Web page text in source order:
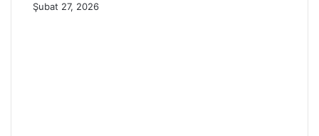
Şubat 27, 2026